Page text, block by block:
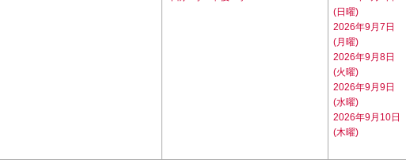
(日曜)
2026年9月7日
(月曜)
2026年9月8日
(火曜)
2026年9月9日
(水曜)
2026年9月10日
(木曜)